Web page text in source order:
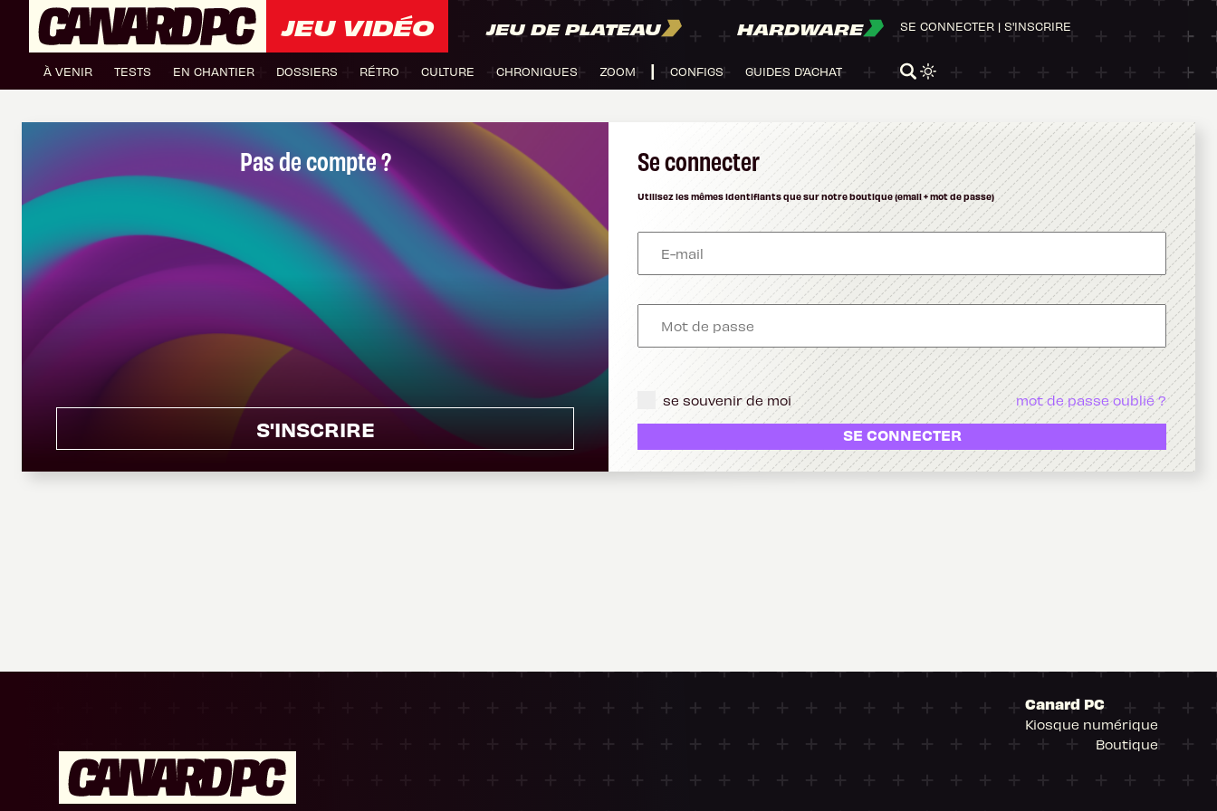
JEU VIDÉO JEU DE PLATEAU HARDWARE
À VENIR TESTS EN CHANTIER DOSSIERS RÉTRO CULTURE CHRONIQUES ZOOM CONFIGS GUIDES D'ACHAT
SE CONNECTER | S'INSCRIRE
Pas de compte ?
S'INSCRIRE
Se connecter
Utilisez les mêmes identifiants que sur notre boutique (email + mot de passe)
se souvenir de moi mot de passe oublié ?
SE CONNECTER
Canard PC
Kiosque numérique
Boutique